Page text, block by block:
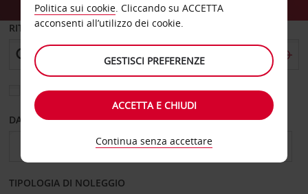
RITIRO DA
Scegli una località di riconsegna diversa
DAL GIORNO AL GIORNO
TIPOLOGIA DI NOLEGGIO
Politica sui cookie. Cliccando su ACCETTA
acconsenti all’utilizzo dei cookie.
GESTISCI PREFERENZE
ACCETTA E CHIUDI
Continua senza accettare